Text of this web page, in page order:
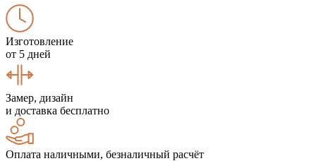
Изготовление
от 5 дней
Замер, дизайн
и доставка бесплатно
Оплата наличными, безналичный расчёт